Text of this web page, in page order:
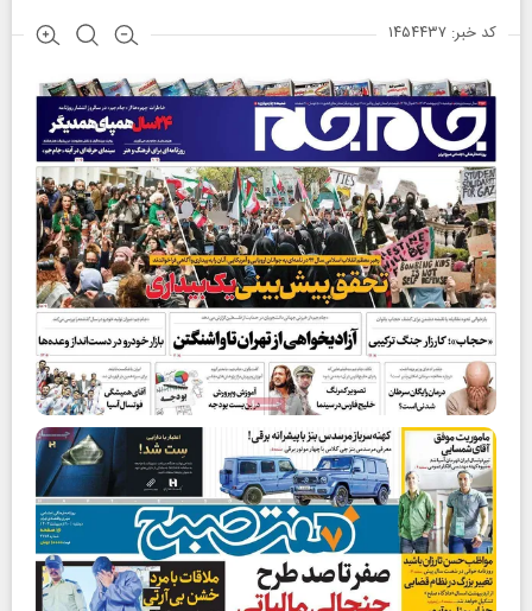
کد خبر: ۱۴۵۴۴۳۷